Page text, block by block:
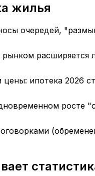
жилья
очередей,
расширяется
ипотека 2026
росте